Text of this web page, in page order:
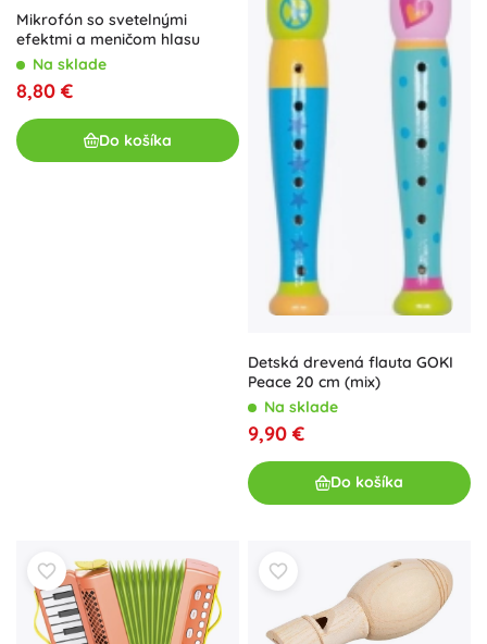
Mikrofón so svetelnými
efektmi a meničom hlasu
Na sklade
8,80 €
Do košíka
Detská drevená flauta GOKI
Peace 20 cm (mix)
Na sklade
9,90 €
Do košíka